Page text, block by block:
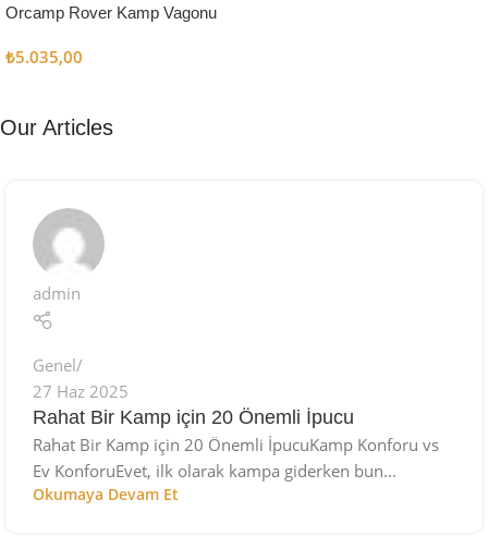
Orcamp Rover Kamp Vagonu
₺5.035,00
Our Articles
admin
Genel
27 Haz 2025
Rahat Bir Kamp için 20 Önemli İpucu
Rahat Bir Kamp için 20 Önemli İpucuKamp Konforu vs
Ev KonforuEvet, ilk olarak kampa giderken bun...
Okumaya Devam Et